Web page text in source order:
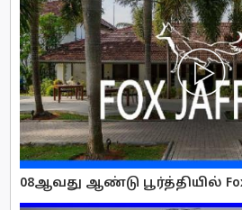
08ஆவது ஆண்டு பூர்த்தியில் Fox